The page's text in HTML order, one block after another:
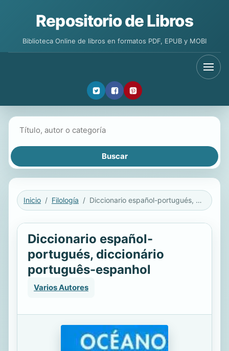
Repositorio de Libros
Biblioteca Online de libros en formatos PDF, EPUB y MOBI
Inicio Filología Diccionario español-portugués, diccionário português-espanhol
Diccionario español-
portugués, diccionário
português-espanhol
Varios Autores